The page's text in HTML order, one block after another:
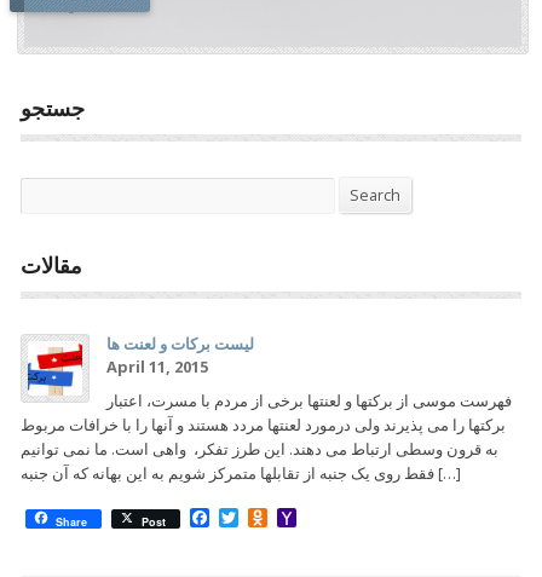
جستجو
Search
مقالات
لیست برکات و لعنت ها
April 11, 2015
فهرست موسی از برکتها و لعنتها برخی از مردم با مسرت، اعتبار
برکتها را می پذیرند ولی درمورد لعنتها مردد هستند و آنها را با خرافات مربوط
به قرون وسطی ارتباط می دهند. این طرز تفکر، واهی است. ما نمی توانیم
فقط روی یک جنبه از تقابلها متمرکز شویم به این بهانه که آن جنبه […]
Share Post Facebook
TwitterOdnoklassniki